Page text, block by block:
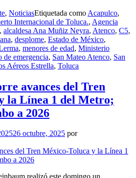
, NoticiasEtiquetada como Acapulco,
Internacional de Toluca., Agencia
, alcaldesa Ana Muñiz Neyra, Atenco, C5,
, desplome, Estado de México,
, menores de edad, Ministerio
de emergencia, San Mateo Atenco, San
Aéreos Estrella, Toluca
avances del Tren
la Línea 1 del Metro;
a 2026
26 octubre, 2025 por